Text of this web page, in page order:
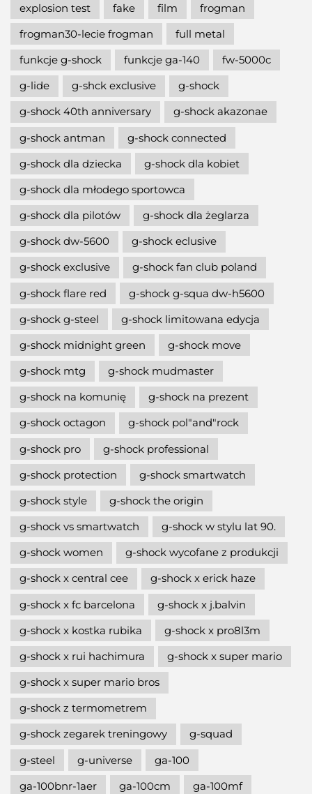
explosion test
fake film
frogman
frogman30-lecie frogman
full metal
funkcje g-shock
funkcje ga-140
fw-5000c
g-lide
g-shck exclusive
g-shock
g-shock 40th anniversary
g-shock akazonae
g-shock antman
g-shock connected
g-shock dla dziecka
g-shock dla kobiet
g-shock dla młodego sportowca
g-shock dla pilotów
g-shock dla żeglarza
g-shock dw-5600
g-shock eclusive
g-shock exclusive
g-shock fan club poland
g-shock flare red
g-shock g-squa dw-h5600
g-shock g-steel
g-shock limitowana edycja
g-shock midnight green
g-shock move
g-shock mtg
g-shock mudmaster
g-shock na komunię
g-shock na prezent
g-shock octagon
g-shock pol"and"rock
g-shock pro
g-shock professional
g-shock protection
g-shock smartwatch
g-shock style
g-shock the origin
g-shock vs smartwatch
g-shock w stylu lat 90.
g-shock women
g-shock wycofane z produkcji
g-shock x central cee
g-shock x erick haze
g-shock x fc barcelona
g-shock x j.balvin
g-shock x kostka rubika
g-shock x pro8l3m
g-shock x rui hachimura
g-shock x super mario
g-shock x super mario bros
g-shock z termometrem
g-shock zegarek treningowy
g-squad
g-steel
g-universe
ga-100
ga-100bnr-1aer
ga-100cm ga-100mf